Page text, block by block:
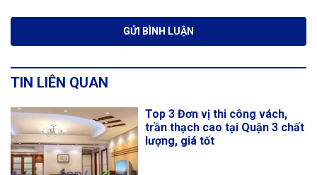
TIN LIÊN QUAN
Top 3 Đơn vị thi công vách,
trần thạch cao tại Quận 3 chất
lượng, giá tốt